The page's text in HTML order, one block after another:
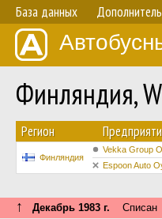
База данных
Финляндия,
Регион
Финляндия
Vekka Group
Espoon Auto
↑ Декабрь 1983 г. Списан